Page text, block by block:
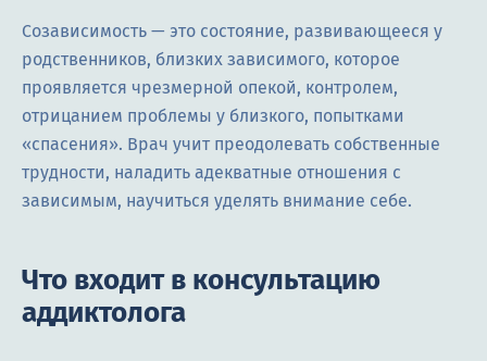
Созависимость — это состояние, развивающееся у
родственников, близких зависимого, которое
проявляется чрезмерной опекой, контролем,
отрицанием проблемы у близкого, попытками
«спасения». Врач учит преодолевать собственные
трудности, наладить адекватные отношения с
зависимым, научиться уделять внимание себе.
Что входит в консультацию
аддиктолога